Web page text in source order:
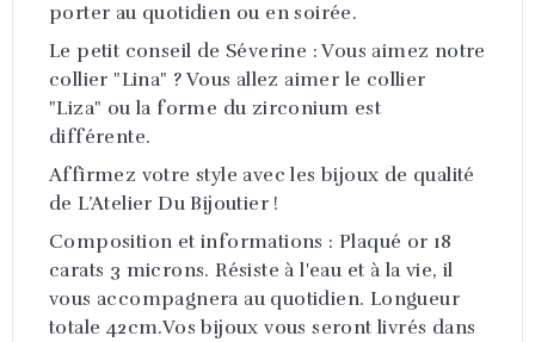
porter au quotidien ou en soirée.
Le petit conseil de Séverine : Vous aimez notre
collier "Lina" ? Vous allez aimer le collier
"Liza" ou la forme du zirconium est
différente.
Affirmez votre style avec les bijoux de qualité
de L’Atelier Du Bijoutier !
Composition et informations : Plaqué or 18
carats 3 microns. Résiste à l'eau et à la vie, il
vous accompagnera au quotidien. Longueur
totale 42cm.Vos bijoux vous seront livrés dans